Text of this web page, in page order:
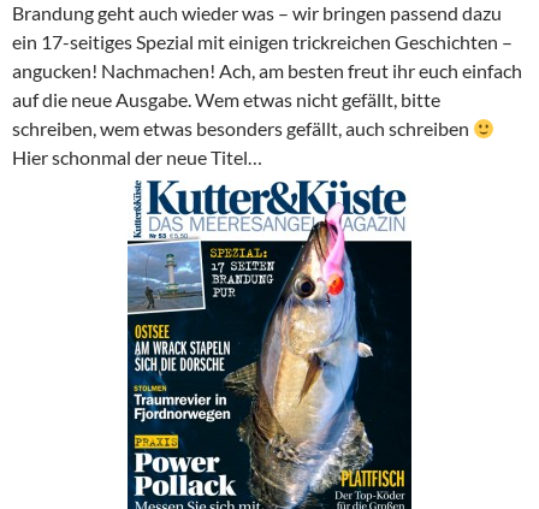
Brandung geht auch wieder was – wir bringen passend dazu
ein 17-seitiges Spezial mit einigen trickreichen Geschichten –
angucken! Nachmachen! Ach, am besten freut ihr euch einfach
auf die neue Ausgabe. Wem etwas nicht gefällt, bitte
schreiben, wem etwas besonders gefällt, auch schreiben
Hier schonmal der neue Titel…